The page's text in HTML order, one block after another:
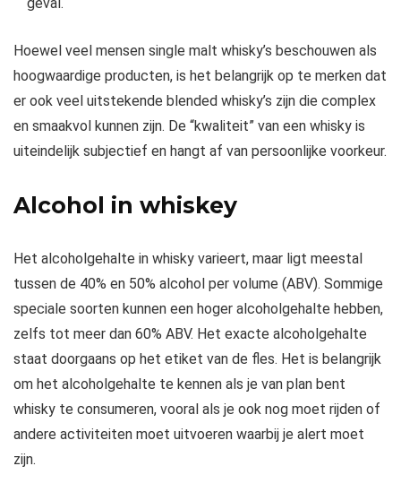
Hoewel veel mensen single malt whisky’s beschouwen als
hoogwaardige producten, is het belangrijk op te merken dat
er ook veel uitstekende blended whisky’s zijn die complex
en smaakvol kunnen zijn. De “kwaliteit” van een whisky is
uiteindelijk subjectief en hangt af van persoonlijke voorkeur.
Alcohol in whiskey
Het alcoholgehalte in whisky varieert, maar ligt meestal
tussen de 40% en 50% alcohol per volume (ABV). Sommige
speciale soorten kunnen een hoger alcoholgehalte hebben,
zelfs tot meer dan 60% ABV. Het exacte alcoholgehalte
staat doorgaans op het etiket van de fles. Het is belangrijk
om het alcoholgehalte te kennen als je van plan bent
whisky te consumeren, vooral als je ook nog moet rijden of
andere activiteiten moet uitvoeren waarbij je alert moet
zijn.